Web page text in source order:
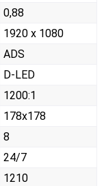
0,88
1920 x 1080
ADS
D-LED
1200:1
178x178
8
24/7
1210